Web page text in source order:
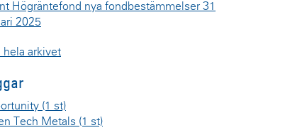
Högräntefond nya fondbestämmelser 31
2025
hela arkivet
(1 st)
Tech Metals (1 st)